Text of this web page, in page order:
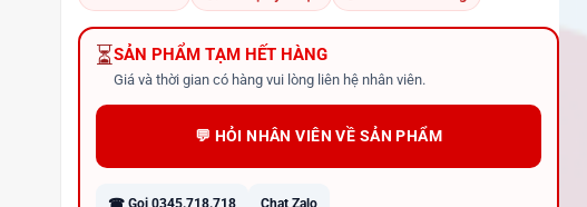
⏳SẢN PHẨM TẠM HẾT HÀNG
Giá và thời gian có hàng vui lòng liên hệ nhân viên.
💬 HỎI NHÂN VIÊN VỀ SẢN PHẨM
☎ Gọi 0345.718.718 Chat Zalo